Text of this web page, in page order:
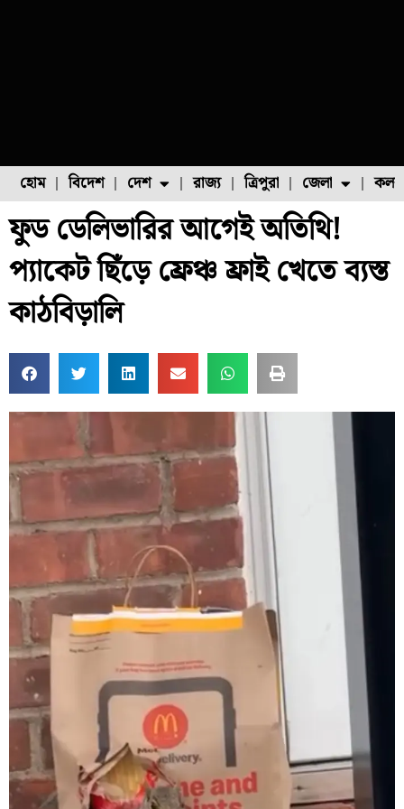
হোম বিদেশ দেশ
ফুল চাষ ফল চাষ মাছ চাষ
রাজ্য ত্রিপুরা জেলা
উত্তর ২৪ পরগনা
ফুড ডেলিভারির আগেই অতিথি!
প্যাকেট ছিঁড়ে ফ্রেঞ্চ ফ্রাই খেতে ব্যস্ত
কাঠবিড়ালি